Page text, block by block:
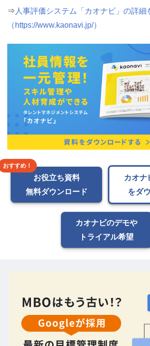
⇒ 人事評価システム「カオナビ」の詳細
（https://www.kaonavi.jp/）
お役立ち資料
無料ダウンロード
カオナ
をダ
カオナビのデモや
トライアル希望